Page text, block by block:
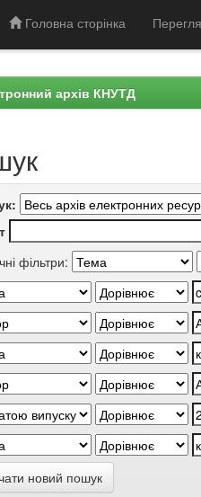
Головна сторінка
архів КНУТД
фільтри:
новий пошук